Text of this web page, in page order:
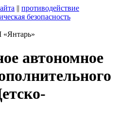
|| противодействие
безопасность
автономное